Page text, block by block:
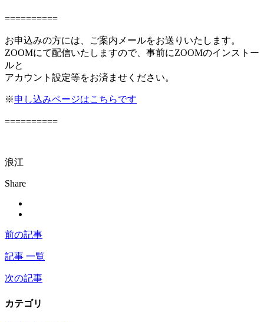
==========
お申込みの方には、ご案内メールをお送りいたします。
ZOOMにて配信いたしますので、事前にZOOMのインストー
ルと
アカウント設定等をお済ませください。
※申し込みページはこちらです
==========
浪江
Share
前の記事
記事 一覧
次の記事
カテゴリ